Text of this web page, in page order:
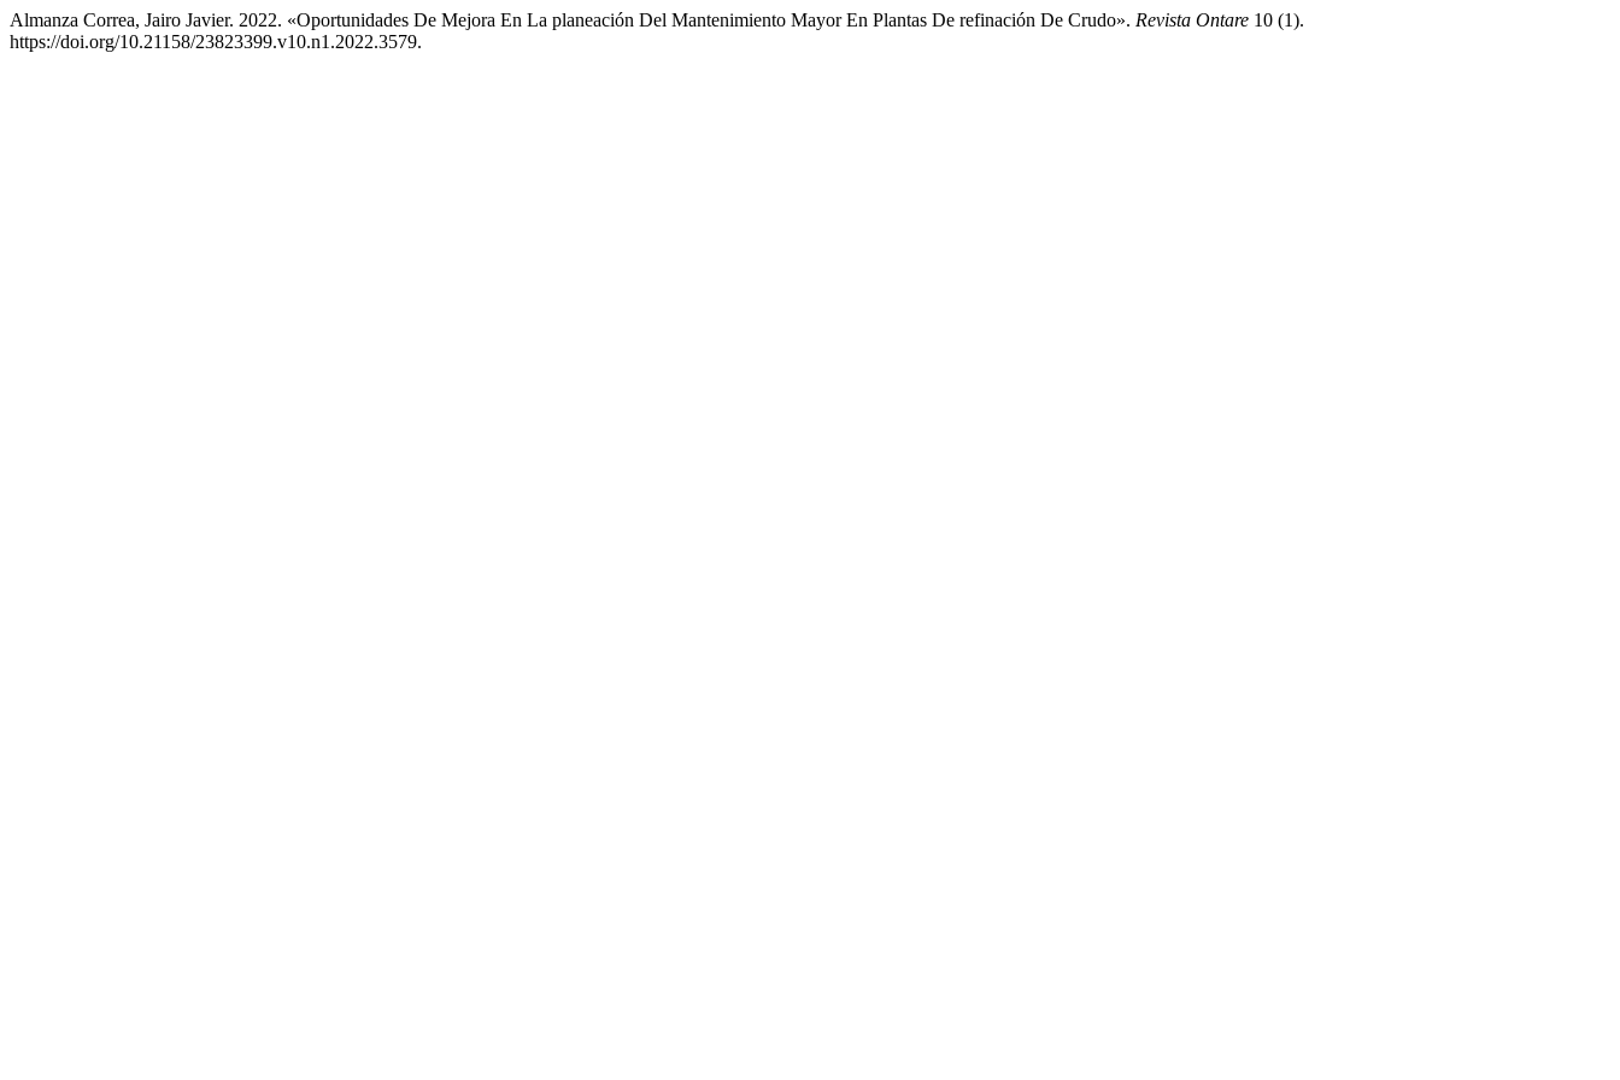
Almanza Correa, Jairo Javier. 2022. «Oportunidades De Mejora En La planeación Del Mantenimiento Mayor En Plantas De refinación De Crudo». Revista Ontare 10 (1).
https://doi.org/10.21158/23823399.v10.n1.2022.3579.